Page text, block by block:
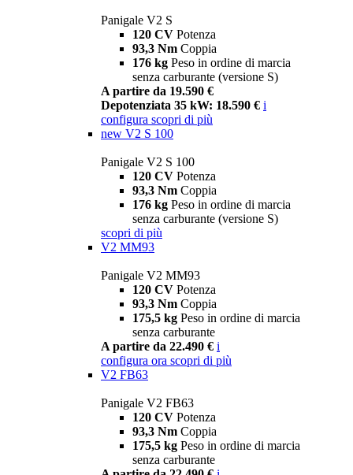
Panigale V2 S
120 CV Potenza
93,3 Nm Coppia
176 kg Peso in ordine di marcia
senza carburante (versione S)
A partire da 19.590 €
Depotenziata 35 kW: 18.590 € i
configura scopri di più
new V2 S 100
Panigale V2 S 100
120 CV Potenza
93,3 Nm Coppia
176 kg Peso in ordine di marcia
senza carburante (versione S)
scopri di più
V2 MM93
Panigale V2 MM93
120 CV Potenza
93,3 Nm Coppia
175,5 kg Peso in ordine di marcia
senza carburante
A partire da 22.490 € i
configura ora scopri di più
V2 FB63
Panigale V2 FB63
120 CV Potenza
93,3 Nm Coppia
175,5 kg Peso in ordine di marcia
senza carburante